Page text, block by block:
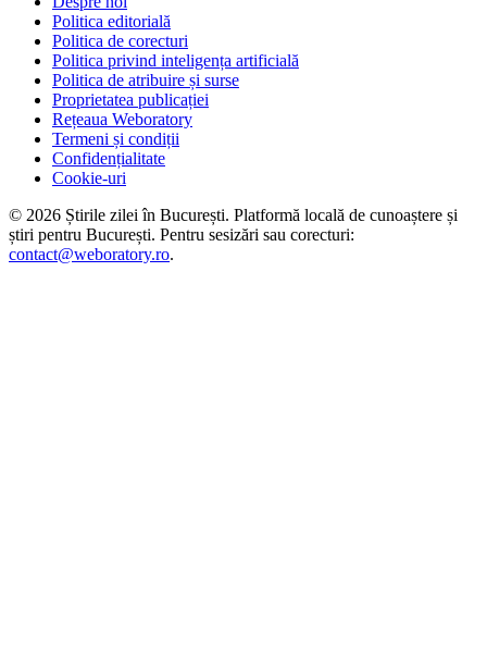
Politica editorială
Politica de corecturi
Politica privind inteligența artificială
Politica de atribuire și surse
Proprietatea publicației
Rețeaua Weboratory
Termeni și condiții
Confidențialitate
Cookie-uri
© 2026 Știrile zilei în București. Platformă locală de cunoaștere și
știri pentru București. Pentru sesizări sau corecturi:
contact@weboratory.ro.